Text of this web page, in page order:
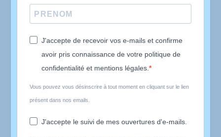
J'accepte de recevoir vos e-mails et confirme
avoir pris connaissance de votre politique de
confidentialité et mentions légales.
Vous pouvez vous désinscrire à tout moment en cliquant sur le lien
présent dans nos emails.
J'accepte le suivi de mes ouvertures d'e-mails.